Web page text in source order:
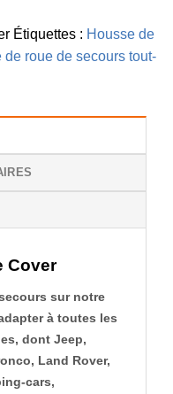
Étiquettes : Housse de
de roue de secours tout-
Cover
sur notre
à toutes les
dont Jeep,
Land Rover,
cars,